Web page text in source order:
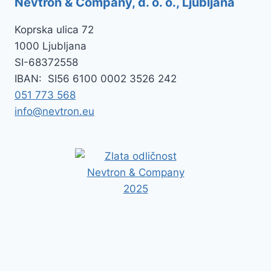
Koprska ulica 72
1000 Ljubljana
SI-68372558
IBAN: SI56 6100 0002 3526 242
051 773 568
info@nevtron.eu